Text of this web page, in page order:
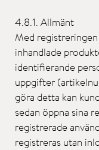
4.8.1. Allmänt
Med
inhandlade
identifierande
uppgifter
göra detta kan
sedan öppna sina
registrerade
registreras utan